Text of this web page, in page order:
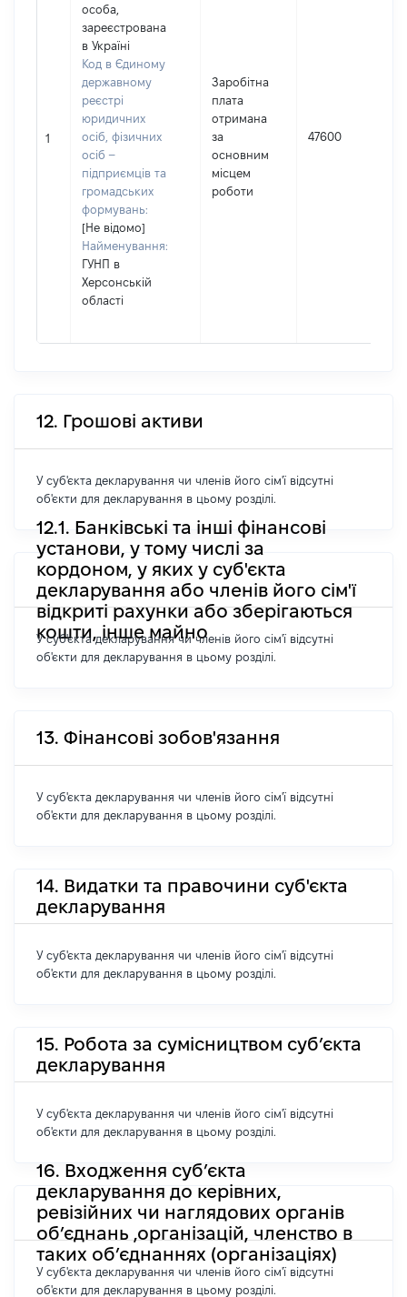
1
особа,
зареєстрована
в Україні
Код в Єдиному
державному
реєстрі
юридичних
осіб, фізичних
осіб –
підприємців та
громадських
формувань:
[Не відомо]
Найменування:
ГУНП в
Херсонській
області
Заробітна
плата
отримана
за
основним
місцем
роботи
47600
12. Грошові активи
У суб'єкта декларування чи членів його сім'ї відсутні
об'єкти для декларування в цьому розділі.
12.1. Банківські та інші фінансові
установи, у тому числі за
кордоном, у яких у суб'єкта
декларування або членів його сім'ї
відкриті рахунки або зберігаються
кошти, інше майно
У суб'єкта декларування чи членів його сім'ї відсутні
об'єкти для декларування в цьому розділі.
13. Фінансові зобов'язання
У суб'єкта декларування чи членів його сім'ї відсутні
об'єкти для декларування в цьому розділі.
14. Видатки та правочини суб'єкта
декларування
У суб'єкта декларування чи членів його сім'ї відсутні
об'єкти для декларування в цьому розділі.
15. Робота за сумісництвом суб’єкта
декларування
У суб'єкта декларування чи членів його сім'ї відсутні
об'єкти для декларування в цьому розділі.
16. Входження суб’єкта
декларування до керівних,
ревізійних чи наглядових органів
об’єднань ,організацій, членство в
таких об’єднаннях (організаціях)
У суб'єкта декларування чи членів його сім'ї відсутні
об'єкти для декларування в цьому розділі.